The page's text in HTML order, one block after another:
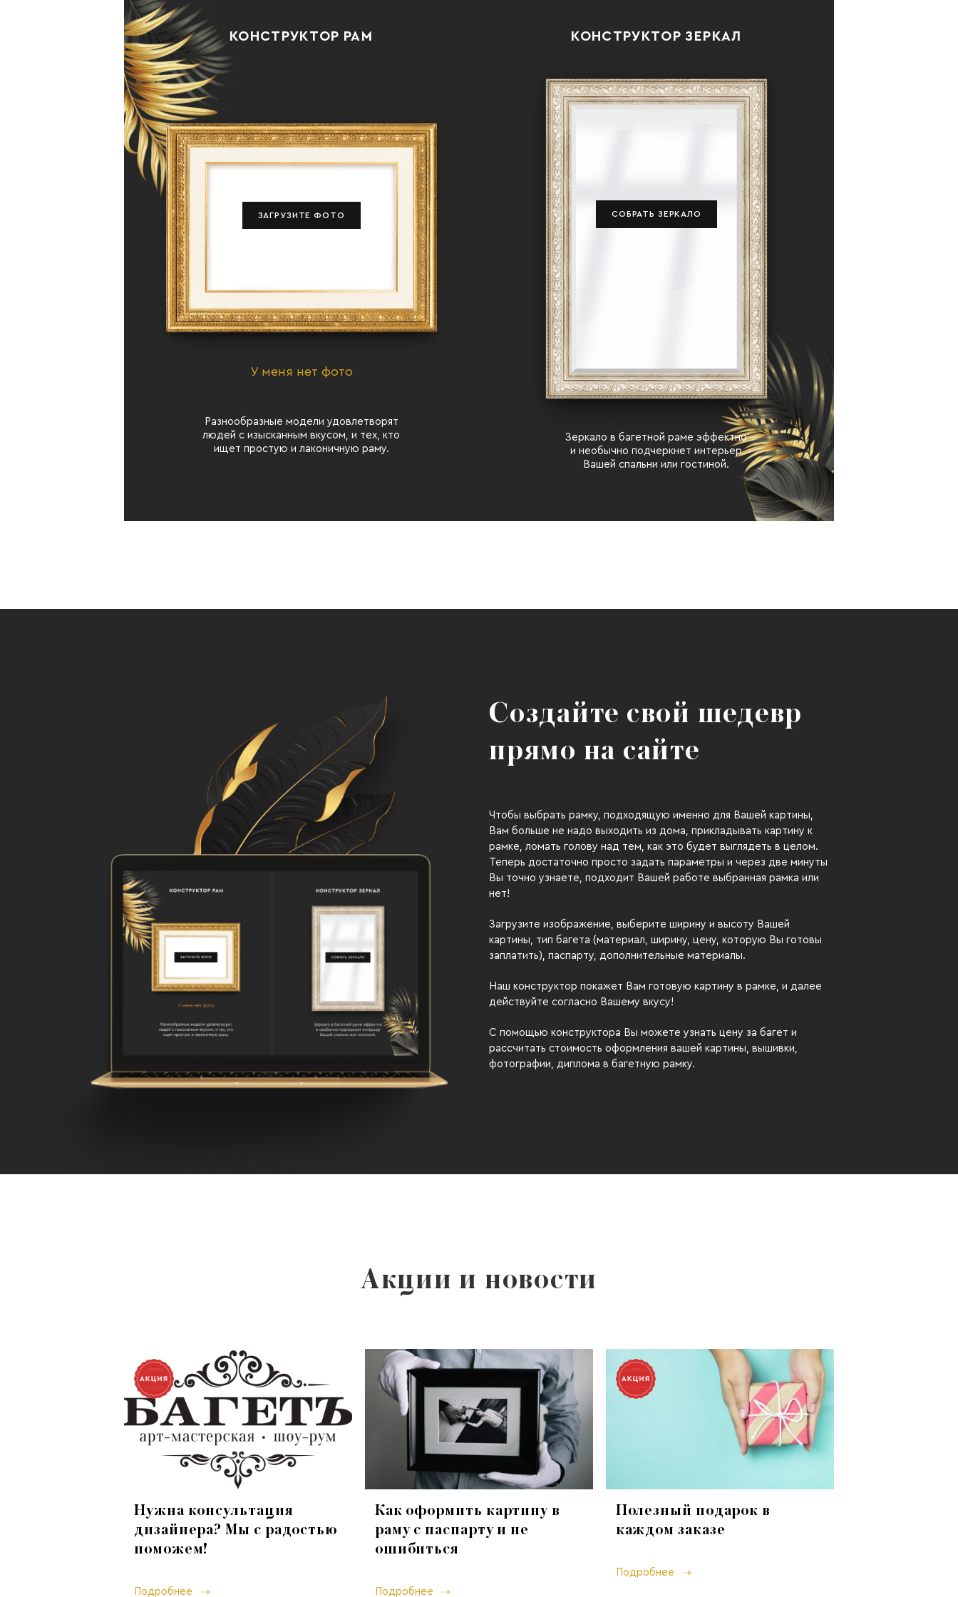
КОНСТРУКТОР РАМ
ЗАГРУЗИТЕ ФОТО
У меня нет фото
Разнообразные модели удовлетворят
людей с изысканным вкусом, и тех, кто
ищет простую и лаконичную раму.
КОНСТРУКТОР ЗЕРКАЛ
СОБРАТЬ ЗЕРКАЛО
Зеркало в багетной раме эффектно
и необычно подчеркнет интерьер
Вашей спальни или гостиной.
Создайте свой шедевр
прямо на сайте
Чтобы выбрать рамку, подходящую именно для Вашей картины,
Вам больше не надо выходить из дома, прикладывать картину к
рамке, ломать голову над тем, как это будет выглядеть в целом.
Теперь достаточно просто задать параметры и через две минуты
Вы точно узнаете, подходит Вашей работе выбранная рамка или
нет!
Загрузите изображение, выберите ширину и высоту Вашей
картины, тип багета (материал, ширину, цену, которую Вы готовы
заплатить), паспарту, дополнительные материалы.
Наш конструктор покажет Вам готовую картину в рамке, и далее
действуйте согласно Вашему вкусу!
С помощью конструктора Вы можете узнать цену за багет и
рассчитать стоимость оформления вашей картины, вышивки,
фотографии, диплома в багетную рамку.
Акции и новости
Нужна консультация
дизайнера? Мы с радостью
поможем!
Подробнее
Как оформить картину в
раму с паспарту и не
ошибиться
Подробнее
Полезный подарок в
каждом заказе
Подробнее